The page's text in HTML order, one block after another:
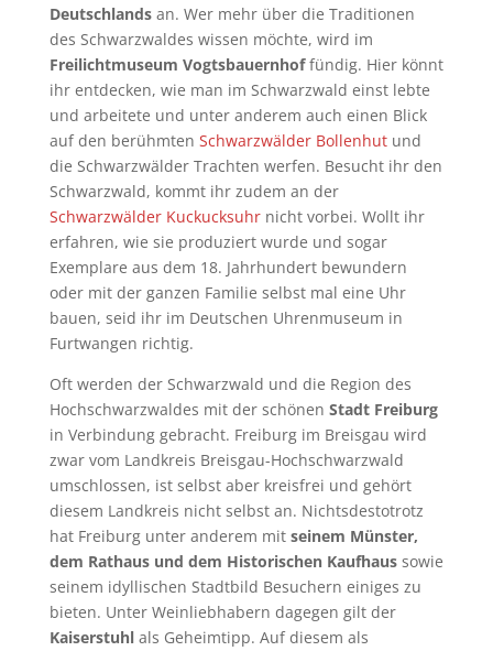
Deutschlandsan. Wer mehr über die Traditionen
des Schwarzwaldes wissen möchte, wird im
Freilichtmuseum Vogtsbauernhoffündig. Hier könnt
ihr entdecken, wie man im Schwarzwald einst lebte
und arbeitete und unter anderem auch einen Blick
auf den berühmten Schwarzwälder Bollenhutund
die Schwarzwälder Trachten werfen. Besucht ihr den
Schwarzwald, kommt ihr zudem an der
Schwarzwälder Kuckucksuhrnicht vorbei. Wollt ihr
erfahren, wie sie produziert wurde und sogar
Exemplare aus dem 18. Jahrhundert bewundern
oder mit der ganzen Familie selbst mal eine Uhr
bauen, seid ihr im Deutschen Uhrenmuseum in
Furtwangen richtig.
Oft werden der Schwarzwald und die Region des
Hochschwarzwaldes mit der schönen Stadt Freiburg
in Verbindung gebracht. Freiburg im Breisgau wird
zwar vom Landkreis Breisgau-Hochschwarzwald
umschlossen, ist selbst aber kreisfrei und gehört
diesem Landkreis nicht selbst an. Nichtsdestotrotz
hat Freiburg unter anderem mit seinem Münster,
dem Rathaus und dem Historischen Kaufhaussowie
seinem idyllischen Stadtbild Besuchern einiges zu
bieten. Unter Weinliebhabern dagegen gilt der
Kaiserstuhlals Geheimtipp. Auf diesem als